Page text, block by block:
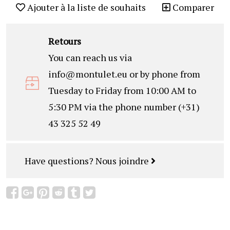
Ajouter à la liste de souhaits Comparer
Retours
You can reach us via
info@montulet.eu or by phone from
Tuesday to Friday from 10:00 AM to
5:30 PM via the phone number (+31)
43 325 52 49
Have questions? Nous joindre